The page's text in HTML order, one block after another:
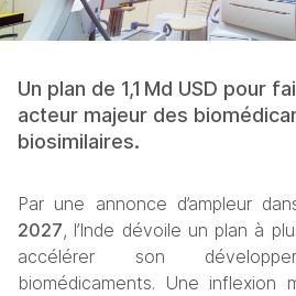
Un plan de 1,1 Md USD pour
acteur majeur des
biosimilaires.
Par une annonce d’ampleur
2027, l’Inde dévoile un plan à
accélérer son
biomédicaments. Une inflexion